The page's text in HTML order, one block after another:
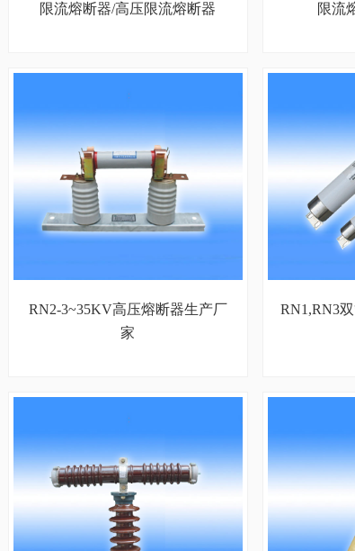
限流熔断器/高压限流熔断器
限流
RN2-3~35KV高压熔断器生产厂
家
RN1,RN3